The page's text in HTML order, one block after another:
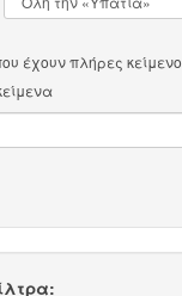
έχουν πλήρες κείμενο